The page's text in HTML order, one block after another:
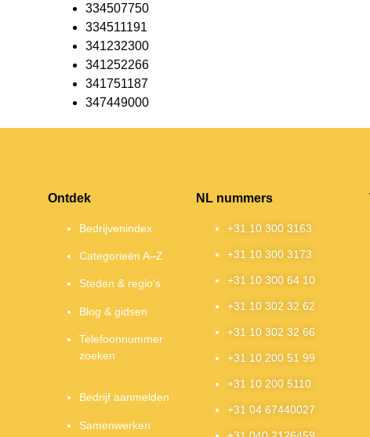
334507750
334511191
341232300
341252266
341751187
347449000
Ontdek
Bedrijvenindex
Categorieën A–Z
Steden & regio’s
Blog & gidsen
Telefoonnummer
zoeken
Bedrijf aanmelden
Samenwerken
NL nummers
+31 10 300 3163
+31 10 300 3173
+31 10 300 64 10
+31 10 302 32 62
+31 10 302 32 66
+31 10 200 51 99
+31 10 200 5110
+31 04 67440027